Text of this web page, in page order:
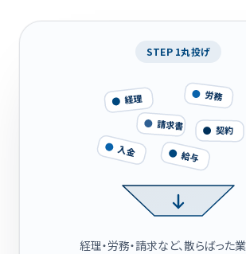
STEP 1丸投げ
経理 労務
請求書
入金
契約
給与
経理・労務・請求など、散らばった